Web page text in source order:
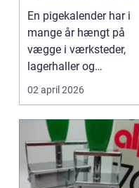
året rundt
En pigekalender har i
mange år hængt på
vægge i værksteder,
lagerhaller og
frokoststuer over hele
02 april 2026